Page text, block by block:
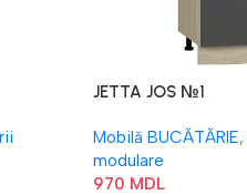
JETTA JOS №1
Mobilă BUCĂTĂRIE,
modulare
970 MDL